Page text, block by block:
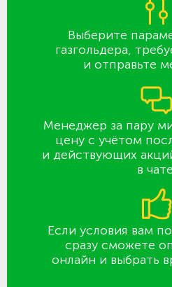
Выберите
газгольдера,
и отправьте
Менеджер за пару
цену с учётом
и действующих
в
Если условия вам
сразу сможете
онлайн и выбрать